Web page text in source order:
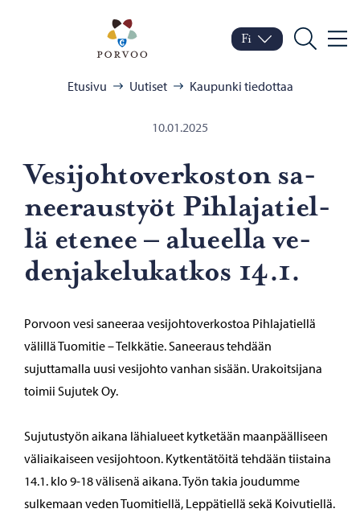
Porvoo – Siirry
Vaihda kieltä
Nykyinen kieli: Suomi
Fi
Hae
Etusivu Uutiset Kaupunki tiedottaa
10.01.2025
Ve­si­joh­to­ver­kos­ton sa­
nee­raus­työt Pih­la­ja­tiel­
lä ete­nee – alu­eel­la ve­
den­ja­ke­lu­kat­kos 14.1.
Porvoon vesi saneeraa vesijohtoverkostoa Pihlajatiellä
välillä Tuomitie – Telkkätie. Saneeraus tehdään
sujuttamalla uusi vesijohto vanhan sisään. Urakoitsijana
toimii Sujutek Oy.
Sujutustyön aikana lähialueet kytketään maanpäälliseen
väliaikaiseen vesijohtoon. Kytkentätöitä tehdään tiistaina
14.1. klo 9-18 välisenä aikana. Työn takia joudumme
sulkemaan veden Tuomitiellä, Leppätiellä sekä Koivutiellä.